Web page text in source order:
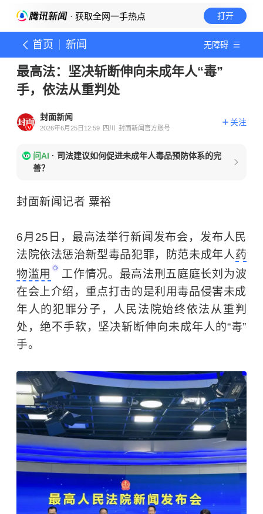
· 获取全网一手热点 打开
首页 新闻 无障碍
最高法：坚决斩断伸向未成年人“毒”
手，依法从重判处
封面新闻
2026年6月25日12:59 四川 封面新闻官方账号
关注
问AI · 司法建议如何促进未成年人毒品预防体系的完
善？
封面新闻记者 粟裕
6月25日，最高法举行新闻发布会，发布人民
法院依法惩治新型毒品犯罪，防范未成年人药
物滥用
工作情况。最高法刑五庭庭长刘为波
在会上介绍，重点打击的是利用毒品侵害未成
年人的犯罪分子，人民法院始终依法从重判
处，绝不手软，坚决斩断伸向未成年人的“毒”
手。